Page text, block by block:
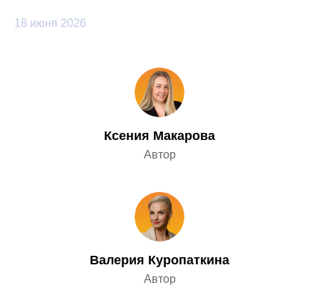
18 июня 2026
Ксения Макарова
Автор
Валерия Куропаткина
Автор
SaaS и On-Premise
Раз в месяц делимся
полезными кейсами
по найму
на обработку персональных
для получения новостей.
Подписаться